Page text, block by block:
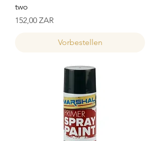
two
Preis
152,00 ZAR
Vorbestellen